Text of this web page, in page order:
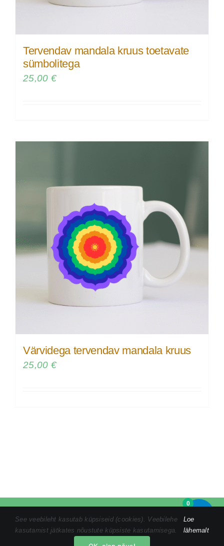
Tervendav mandala kruus toetavate
sümbolitega
25,00 €
Värvidega tervendav mandala kruus
25,00 €
Privaatsustingimused|Ostuprotsess| Müügitingimused
0
See veebileht kasutab küpsiseid (cookies). Veebilehe
kasutamist jätkates nõustute küpsiste kasutamisega.
Loe
lähemalt